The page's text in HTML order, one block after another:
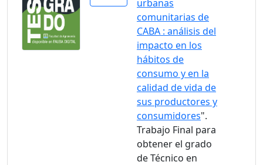
urbanas
comunitarias de
CABA : análisis del
impacto en los
hábitos de
consumo y en la
calidad de vida de
sus productores y
consumidores".
Trabajo Final para
obtener el grado
de Técnico en